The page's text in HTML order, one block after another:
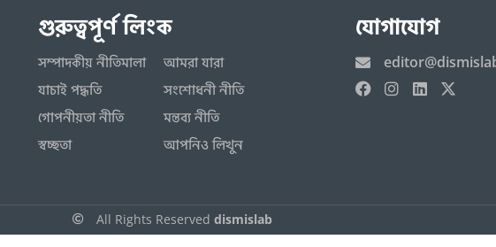
গুরুত্বপূর্ণ লিংক
সম্পাদকীয় নীতিমালা
যাচাই পদ্ধতি
গোপনীয়তা নীতি
স্বচ্ছতা
আমরা যারা
সংশোধনী নীতি
মন্তব্য নীতি
আপনিও লিখুন
যোগাযোগ
All Rights Reserved dismislab